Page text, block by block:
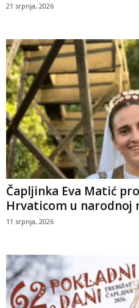
21 srpnja, 2026
Čapljinka Eva Matić
Hrvaticom u narodnoj
11 srpnja, 2026